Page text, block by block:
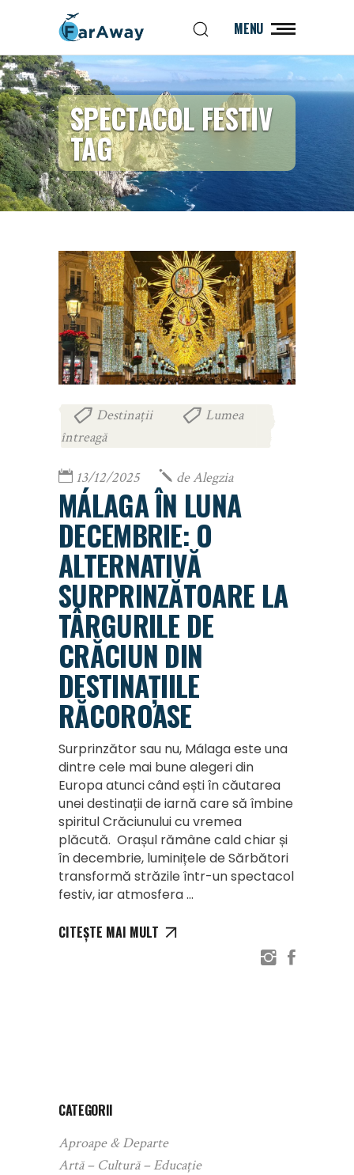
MENU
SPECTACOL FESTIV
TAG
Destinații
Lumea
întreagă
13/12/2025 deAlegzia
MÁLAGA ÎN LUNA
DECEMBRIE: O
ALTERNATIVĂ
SURPRINZĂTOARE LA
TÂRGURILE DE
CRĂCIUN DIN
DESTINAȚIILE
RĂCOROASE
Surprinzător sau nu, Málaga este una
dintre cele mai bune alegeri din
Europa atunci când ești în căutarea
unei destinații de iarnă care să îmbine
spiritul Crăciunului cu vremea
plăcută. Orașul rămâne cald chiar și
în decembrie, luminițele de Sărbători
transformă străzile într-un spectacol
festiv, iar atmosfera
CITEȘTE MAI MULT
CATEGORII
Aproape & Departe
Artă – Cultură – Educație